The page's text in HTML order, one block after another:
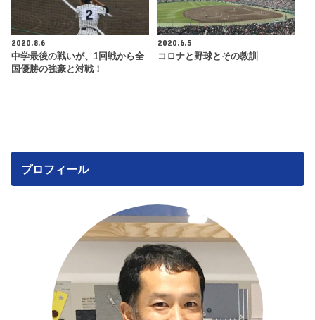
2020.8.6
中学最後の戦いが、1回戦から全
国優勝の強豪と対戦！
2020.6.5
コロナと野球とその教訓
プロフィール